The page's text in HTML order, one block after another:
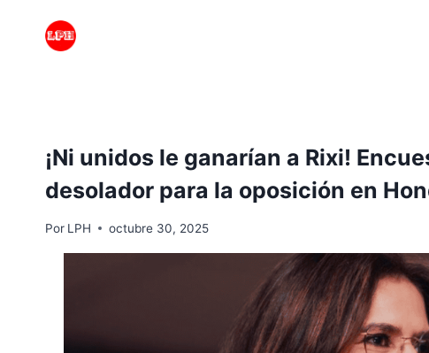
¡Ni unidos le ganarían a Rixi!
desolador para la oposición en
Por LPH octubre 30, 2025